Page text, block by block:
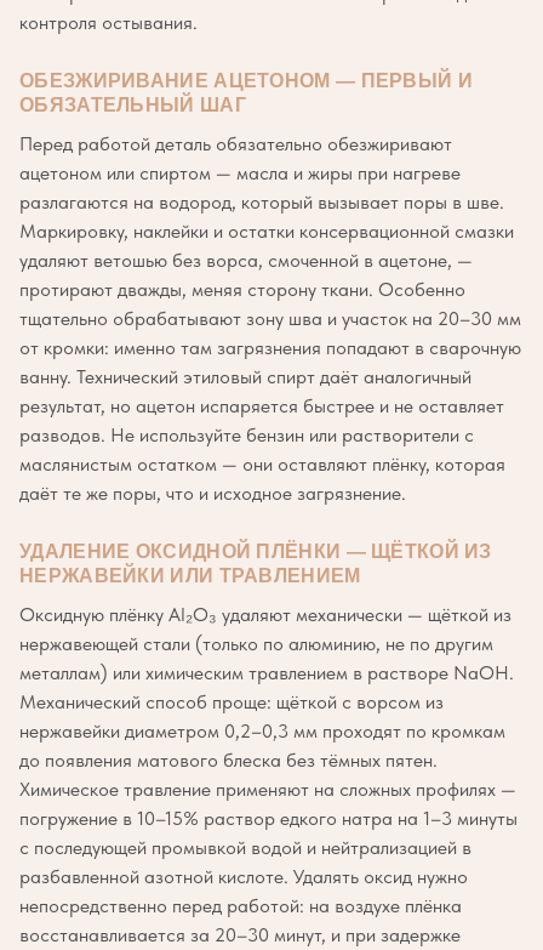
контроля остывания.
ОБЕЗЖИРИВАНИЕ АЦЕТОНОМ — ПЕРВЫЙ И
ОБЯЗАТЕЛЬНЫЙ ШАГ
Перед работой деталь обязательно обезжиривают
ацетоном или спиртом — масла и жиры при нагреве
разлагаются на водород, который вызывает поры в шве.
Маркировку, наклейки и остатки консервационной смазки
удаляют ветошью без ворса, смоченной в ацетоне, —
протирают дважды, меняя сторону ткани. Особенно
тщательно обрабатывают зону шва и участок на 20–30 мм
от кромки: именно там загрязнения попадают в сварочную
ванну. Технический этиловый спирт даёт аналогичный
результат, но ацетон испаряется быстрее и не оставляет
разводов. Не используйте бензин или растворители с
маслянистым остатком — они оставляют плёнку, которая
даёт те же поры, что и исходное загрязнение.
УДАЛЕНИЕ ОКСИДНОЙ ПЛЁНКИ — ЩЁТКОЙ ИЗ
НЕРЖАВЕЙКИ ИЛИ ТРАВЛЕНИЕМ
Оксидную плёнку Al₂O₃ удаляют механически — щёткой из
нержавеющей стали (только по алюминию, не по другим
металлам) или химическим травлением в растворе NaOH.
Механический способ проще: щёткой с ворсом из
нержавейки диаметром 0,2–0,3 мм проходят по кромкам
до появления матового блеска без тёмных пятен.
Химическое травление применяют на сложных профилях —
погружение в 10–15% раствор едкого натра на 1–3 минуты
с последующей промывкой водой и нейтрализацией в
разбавленной азотной кислоте. Удалять оксид нужно
непосредственно перед работой: на воздухе плёнка
восстанавливается за 20–30 минут, и при задержке